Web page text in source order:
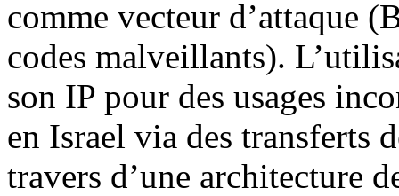
comme vecteur d’attaque
codes malveillants).
son IP pour des usages
en Israel via des transferts
travers d’une architecture